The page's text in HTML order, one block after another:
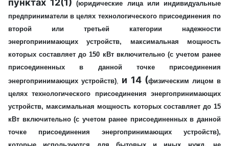
пунктах 12(1)(юридические лицаили индивидуальные
предприниматели в целях технологического присоединения по
второй или третьей категории надежности
энергопринимающих устройств, максимальная мощность
которых составляет до 150 кВт включительно (с учетом ранее
присоединенных в данной точке присоединения
энергопринимающих устройств), и 14 (физическим лицом в
целях технологического присоединения энергопринимающих
устройств, максимальная мощность которых составляет до 15
кВт включительно (с учетом ранее присоединенных в данной
точке присоединения энергопринимающих устройств),